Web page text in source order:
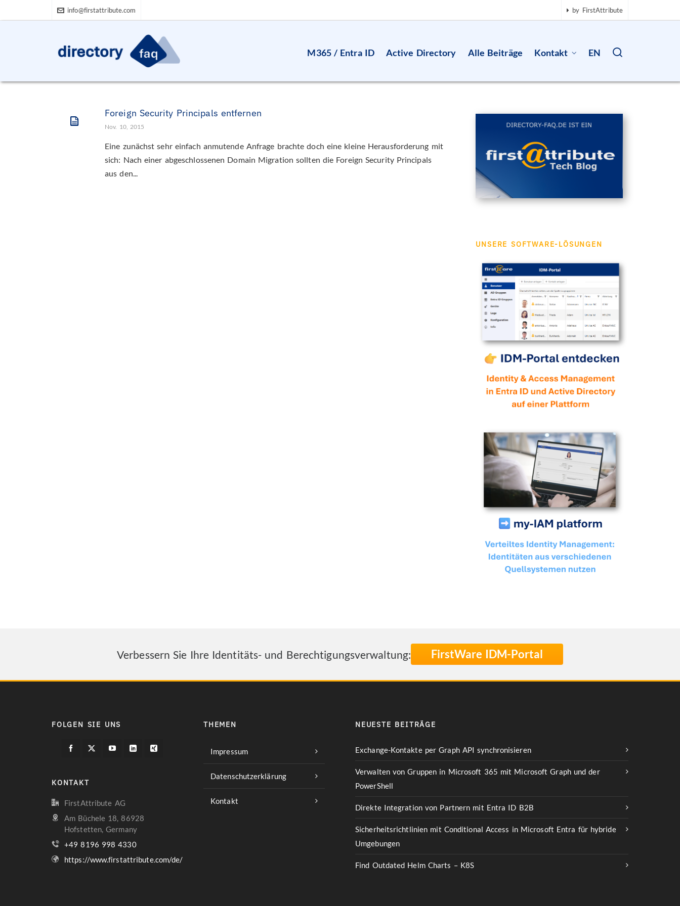
info@firstattribute.com by FirstAttribute
M365 / Entra ID Active Directory Alle Beiträge Kontakt EN
Foreign Security Principals entfernen
Nov. 10, 2015
Eine zunächst sehr einfach anmutende Anfrage brachte doch eine kleine Herausforderung mit
sich: Nach einer abgeschlossenen Domain Migration sollten die Foreign Security Principals
aus den...
UNSERE SOFTWARE-LÖSUNGEN
Verbessern Sie Ihre Identitäts- und Berechtigungsverwaltung: FirstWare IDM-Portal
FOLGEN SIE UNS
KONTAKT
FirstAttribute AG
Am Büchele 18, 86928
Hofstetten, Germany
+49 8196 998 4330
https://www.firstattribute.com/de/
THEMEN
Impressum
Datenschutzerklärung
Kontakt
NEUESTE BEITRÄGE
Exchange-Kontakte per Graph API synchronisieren
Verwalten von Gruppen in Microsoft 365 mit Microsoft Graph und der
PowerShell
Direkte Integration von Partnern mit Entra ID B2B
Sicherheitsrichtlinien mit Conditional Access in Microsoft Entra für hybride
Umgebungen
Find Outdated Helm Charts – K8S